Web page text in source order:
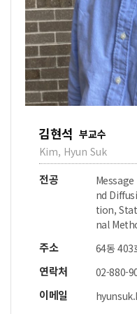
김현석 부교수
Kim, Hyun Suk
전공
nd
tion,
nal
주소 64동 403
연락처 02-880-
이메일